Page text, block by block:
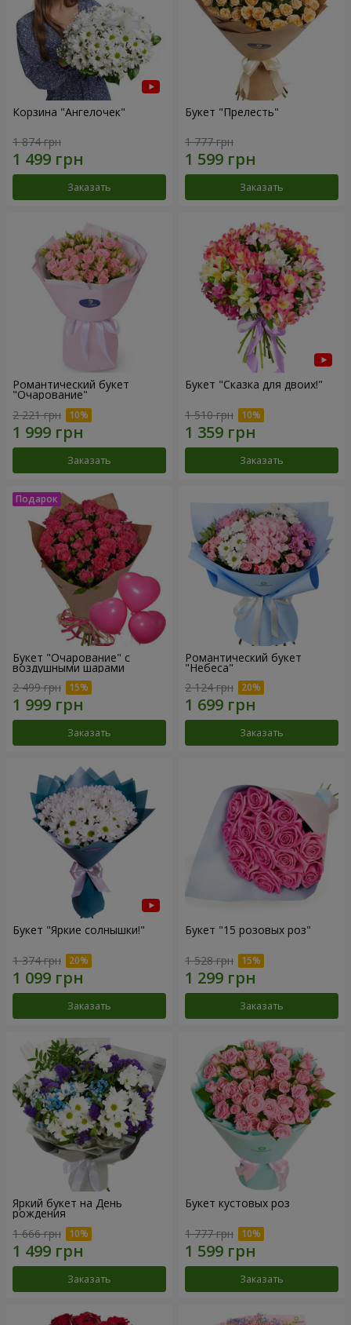
Корзина "Ангелочек"
1 874 грн
Заказать
Букет "Прелесть"
1 777 грн
Заказать
Романтический букет
"Очарование"
2 221 грн
Заказать
Букет "Сказка для двоих!"
1 510 грн
Заказать
Букет "Очарование" с
воздушными шарами
2 499 грн
Заказать
Романтический букет
"Небеса"
2 124 грн
Заказать
Букет "Яркие солнышки!"
1 374 грн
Заказать
Букет "15 розовых роз"
1 528 грн
Заказать
Яркий букет на День
рождения
1 666 грн
Заказать
Букет кустовых роз
1 777 грн
Заказать